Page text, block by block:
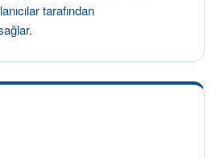
tarafından